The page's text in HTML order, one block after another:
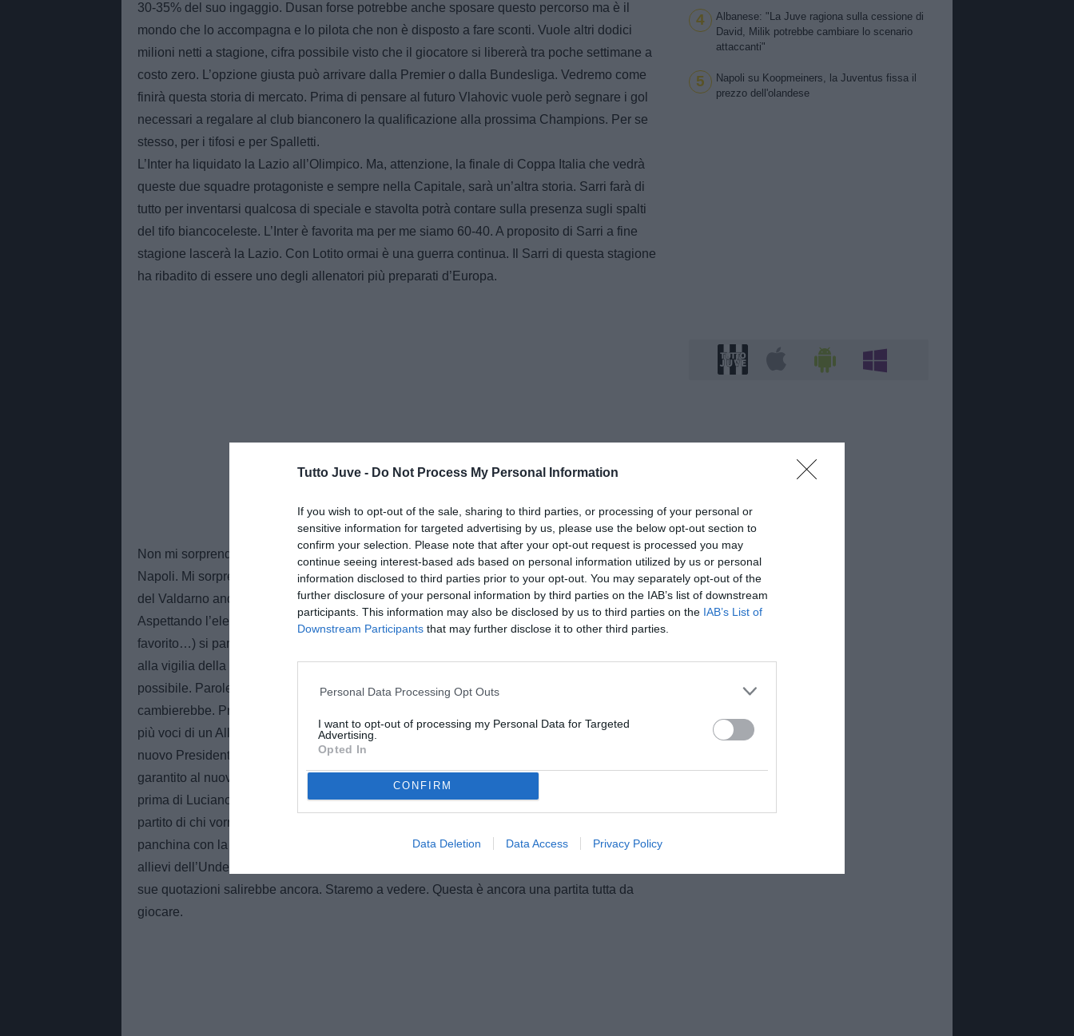
Tutto Juve - Do Not Process My Personal Information
If you wish to opt-out of the sale, sharing to third parties, or processing of your personal or
sensitive information for targeted advertising by us, please use the below opt-out section to
confirm your selection. Please note that after your opt-out request is processed you may
continue seeing interest-based ads based on personal information utilized by us or personal
information disclosed to third parties prior to your opt-out. You may separately opt-out of the
further disclosure of your personal information by third parties on the IAB’s list of downstream
participants. This information may also be disclosed by us to third parties on the IAB’s List of
Downstream Participants that may further disclose it to other third parties.
Personal Data Processing Opt Outs
I want to opt-out of processing my Personal Data for Targeted
Advertising.
Opted In
CONFIRM
Data Deletion Data Access Privacy Policy
30-35% del suo ingaggio. Dusan forse potrebbe anche sposare questo percorso ma è il
mondo che lo accompagna e lo pilota che non è disposto a fare sconti. Vuole altri dodici
milioni netti a stagione, cifra possibile visto che il giocatore si libererà tra poche settimane a
costo zero. L’opzione giusta può arrivare dalla Premier o dalla Bundesliga. Vedremo come
finirà questa storia di mercato. Prima di pensare al futuro Vlahovic vuole però segnare i gol
necessari a regalare al club bianconero la qualificazione alla prossima Champions. Per se
stesso, per i tifosi e per Spalletti.
L’Inter ha liquidato la Lazio all’Olimpico. Ma, attenzione, la finale di Coppa Italia che vedrà
queste due squadre protagoniste e sempre nella Capitale, sarà un’altra storia. Sarri farà di
tutto per inventarsi qualcosa di speciale e stavolta potrà contare sulla presenza sugli spalti
del tifo biancoceleste. L’Inter è favorita ma per me siamo 60-40. A proposito di Sarri a fine
stagione lascerà la Lazio. Con Lotito ormai è una guerra continua. Il Sarri di questa stagione
ha ribadito di essere uno degli allenatori più preparati d’Europa.
Non mi sorprende che sia anche nel mirino di De Laurentiis se Conte dovesse lasciare il
Napoli. Mi sorprende, invece, che la Fiorentina non lo abbia già bloccato. E dire che il tecnico
del Valdarno andrebbe a Firenze e al Viola Park a piedi dalla felicità
Aspettando l’elezione del nuovo presidente della Federcalcio (Malagò è decisamente
favorito…) si parla molto del nuovo commissario tecnico. Ieri Allegri nella conferenza stampa
alla vigilia della gara contro l’Atalanta ha dichiarato che lui conta di stare al Milan il più
possibile. Parole direi scontate. Ma se dovesse chiamare la Nazionale il discorso
cambierebbe. Prima di tutto perché all’Italia non si può dire di no e poi perché girano sempre
più voci di un Allegri non blindatissimo sulla panchina rossonera. Vedremo. Certo, con il
nuovo Presidente cambieranno alcuni parametri. A cominciare dall’ingaggio che verrà
garantito al nuovo cittì. Si andrà molto sotto i tre milioni dell’accordo con Spalletti. E con altri
prima di Luciano. C’è anche poi da sottolineare come stia crescendo di giorno in giorno il
partito di chi vorrebbe alla guida azzurra Silvio Baldini. Il tecnico dell’Under 21 sarà in
panchina con la Nazionale maggiore nelle prossime due amichevoli. Convocherà i suoi
allievi dell’Under più Donnarumma e Pio Esposito. Se Baldini vincesse queste due gare le
sue quotazioni salirebbe ancora. Staremo a vedere. Questa è ancora una partita tutta da
giocare.
4
Albanese: "La Juve ragiona sulla cessione di
David, Milik potrebbe cambiare lo scenario
attaccanti"
5
Napoli su Koopmeiners, la Juventus fissa il
prezzo dell'olandese